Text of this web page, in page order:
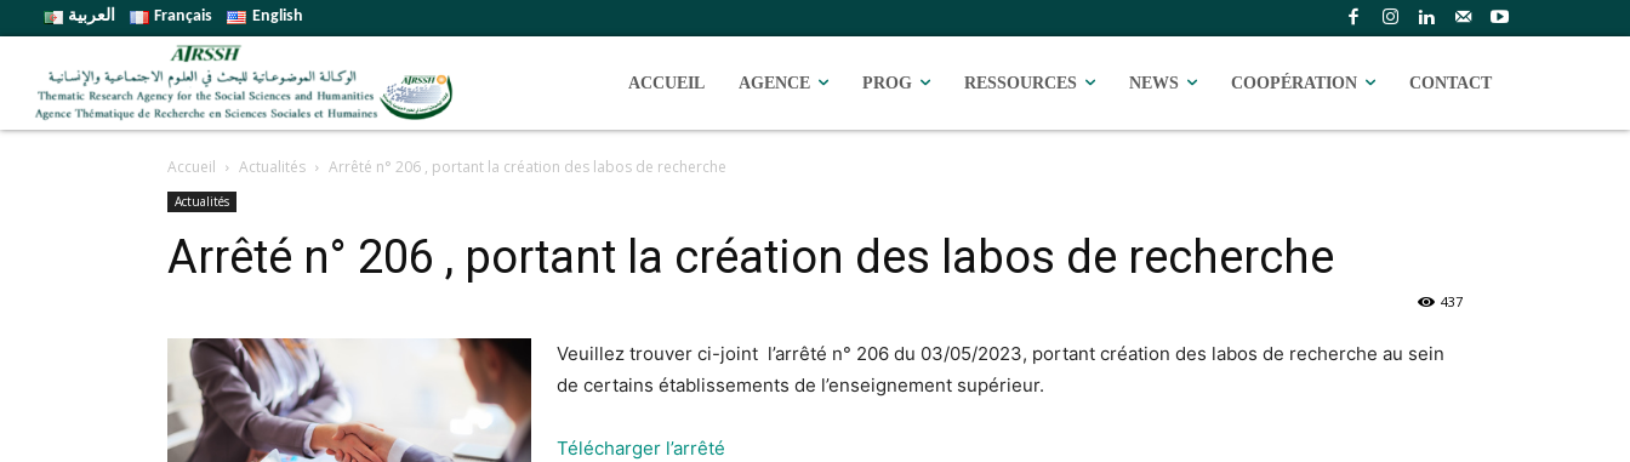
العربية Français English
ACCUEIL AGENCE PROG RESSOURCES NEWS COOPÉRATION CONTACT
Accueil Actualités Arrêté n° 206 , portant la création des labos de recherche
Actualités
Arrêté n° 206 , portant la création des labos de recherche
437
Veuillez trouver ci-joint l’arrêté n° 206 du 03/05/2023, portant création des labos de recherche au sein
de certains établissements de l’enseignement supérieur.
Télécharger l’arrêté